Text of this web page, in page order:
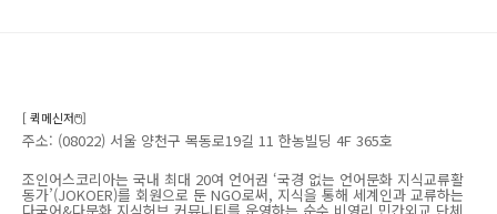
[ 퀵메신저🖱️]
주소: (08022) 서울 양천구 목동로19길 11 한농빌딩 4F 365호
조인어스코리아는 국내 최대 20여 언어권 ‘국경 없는 언어문화 지식교류활
동가’(JOKOER)를 회원으로 둔 NGO로써, 지식을 통해 세계인과 교류하는
다국어&다문화 지식허브 커뮤니티를 운영하는 순수 비영리 민간외교 단체